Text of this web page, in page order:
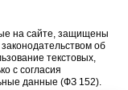
на сайте, защищены
об
текстовых,
с согласия
данные (ФЗ 152).